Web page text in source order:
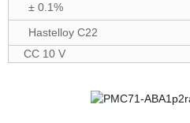
± 0.1%
Hastelloy C22
CC 10 V